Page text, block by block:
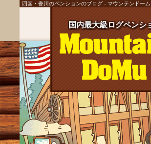
四国・香川のペンションのブログ - マウンテンドーム
国内最大級ログペンシ
国内最大級ログペンシ
国内最大級ログペンシ
国内最大級ログペンシ
国内最大級ログペンシ
国内最大級ログペンシ
国内最大級ログペンシ
国内最大級ログペンシ
国内最大級ログペンシ
国内最大級ログペンシ
国内最大級ログペンシ
国内最大級ログペンシ
国内最大級ログペンシ
国内最大級ログペンシ
国内最大級ログペンシ
国内最大級ログペンシ
国内最大級ログペンシ
国内最大級ログペンシ
国内最大級ログペンシ
国内最大級ログペンシ
国内最大級ログペンシ
国内最大級ログペンシ
国内最大級ログペンシ
国内最大級ログペンシ
国内最大級ログペンシ